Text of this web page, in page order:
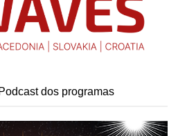
dos programas